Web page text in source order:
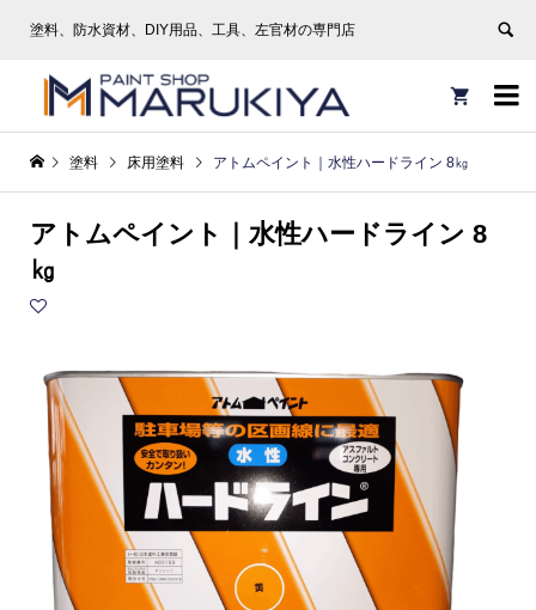
塗料、防水資材、DIY用品、工具、左官材の専門店


塗料 床用塗料 アトムペイント｜水性ハードライン 8㎏
アトムペイント｜水性ハードライン 8
㎏